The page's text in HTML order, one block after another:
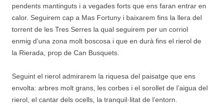
pendents mantinguts i a vegades forts que ens faran entrar en
calor. Seguirem cap a Mas Fortuny i baixarem fins la llera del
torrent de les Tres Serres la qual seguirem per un corriol
enmig d’una zona molt boscosa i que en durà fins el rierol de
la Rierada, prop de Can Busquets.
Seguint el rierol admirarem la riquesa del paisatge que ens
envolta: arbres molt grans, les corbes i el sorollet de l’aigua del
rierol, el cantar dels ocells, la tranquil·litat de l’entorn.